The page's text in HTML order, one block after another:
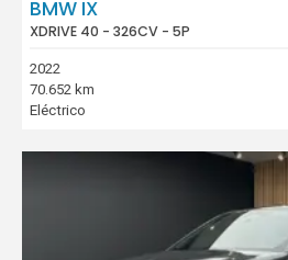
BMW IX
XDRIVE 40 - 326CV - 5P
2022
70.652 km
Eléctrico